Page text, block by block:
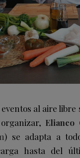
al aire
Elianco
) se adapta a
hasta del